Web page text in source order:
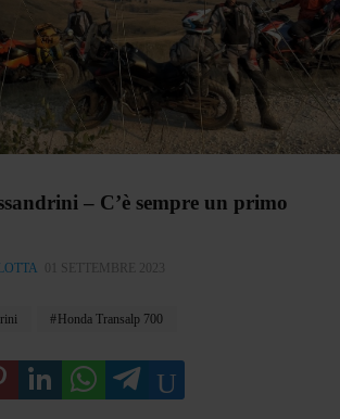
– C’è sempre un primo
01 SETTEMBRE 2023
Honda Transalp 700